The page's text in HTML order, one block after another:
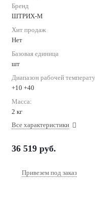
Бренд
ШТРИХ-М
Хит продаж
Нет
Базовая единица
шт
Диапазон рабочей
+10 +40
Масса:
2 кг
Все характеристики
36 519 руб.
Привезем под заказ